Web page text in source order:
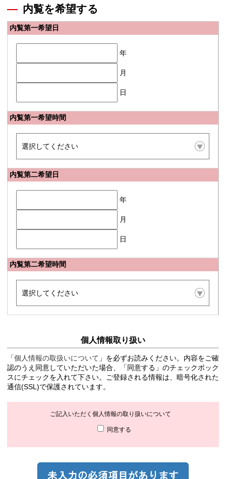
内覧を希望する
内覧第一希望日
年
月
日
内覧第一希望時間
内覧第二希望日
年
月
日
内覧第二希望時間
個人情報取り扱い
「個人情報の取扱いについて 」を必ずお読みください。内容をご確
認のうえ同意していただいた場合、「同意する」のチェックボック
スにチェックを入れて下さい。ご登録される情報は、暗号化された
通信(SSL)で保護されています。
ご記入いただく個人情報の取り扱いについて
同意する